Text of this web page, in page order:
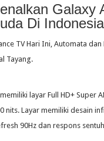
Galaxy
Di Indonesia
TV Hari Ini, Automata dan
Tayang.
layar Full HD+ Super
nits. Layar memiliki desain
90Hz dan respons